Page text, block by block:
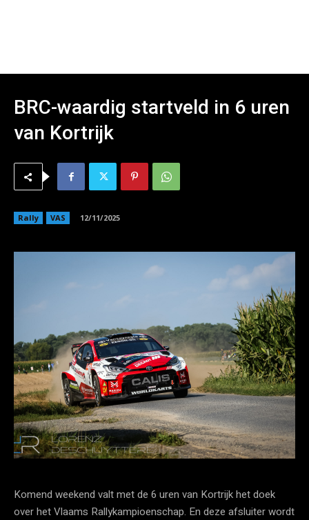
BRC-waardig startveld in 6 uren
van Kortrijk
Rally VAS 12/11/2025
Komend weekend valt met de 6 uren van Kortrijk het doek
over het Vlaams Rallykampioenschap. En deze afsluiter wordt